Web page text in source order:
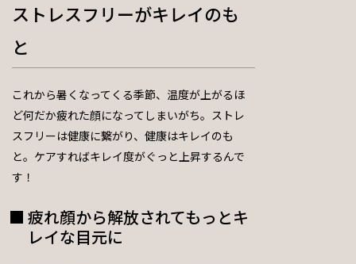
ストレスフリーがキレイのも
と
これから暑くなってくる季節、温度が上がるほ
ど何だか疲れた顔になってしまいがち。ストレ
スフリーは健康に繋がり、健康はキレイのも
と。ケアすればキレイ度がぐっと上昇するんで
す！
疲れ顔から解放されてもっとキ
レイな目元に